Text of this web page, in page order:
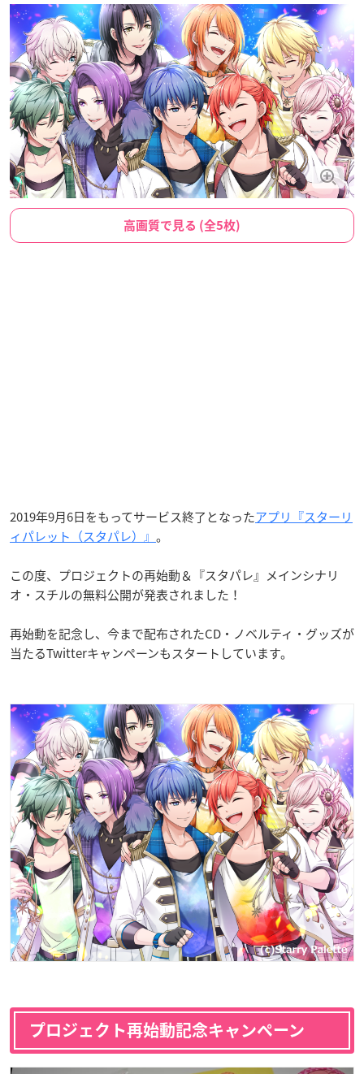
高画質で見る (全5枚)
2019年9月6日をもってサービス終了となったアプリ『スターリ
ィパレット（スタパレ）』 。
この度、プロジェクトの再始動＆『スタパレ』メインシナリ
オ・スチルの無料公開が発表されました！
再始動を記念し、今まで配布されたCD・ノベルティ・グッズが
当たるTwitterキャンペーンもスタートしています。
プロジェクト再始動記念キャンペーン